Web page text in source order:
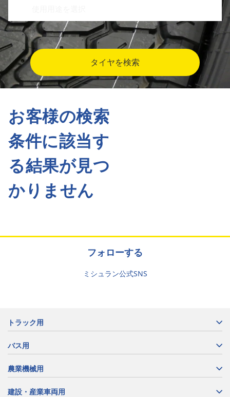
タイヤを検索
お客様の検索
条件に該当す
る結果が見つ
かりません
フォローする
ミシュラン公式SNS
トラック用
バス用
農業機械用
建設・産業車両用